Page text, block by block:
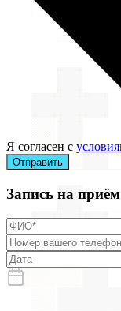
Я согласен с
Отправить
Запись на приём